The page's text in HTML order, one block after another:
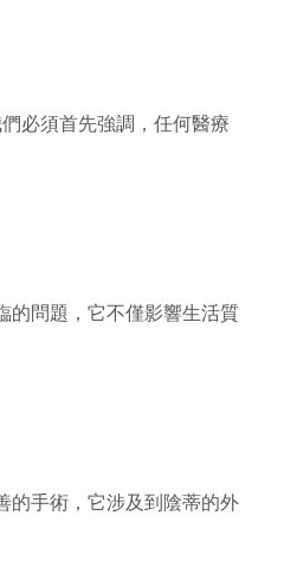
必須首先強調，任何醫療
的問題，它不僅影響生活質
的手術，它涉及到陰蒂的外